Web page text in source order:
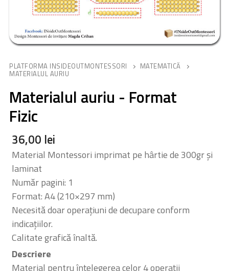
PLATFORMA INSIDEOUTMONTESSORI MATEMATICĂ
MATERIALUL AURIU
Materialul auriu - Format
Fizic
36,00 lei
Material Montessori imprimat pe hârtie de 300gr și
laminat
Număr pagini: 1
Format: A4 (210×297 mm)
Necesită doar operațiuni de decupare conform
indicațiilor.
Calitate grafică înaltă.
Descriere
Material pentru înțelegerea celor 4 operații